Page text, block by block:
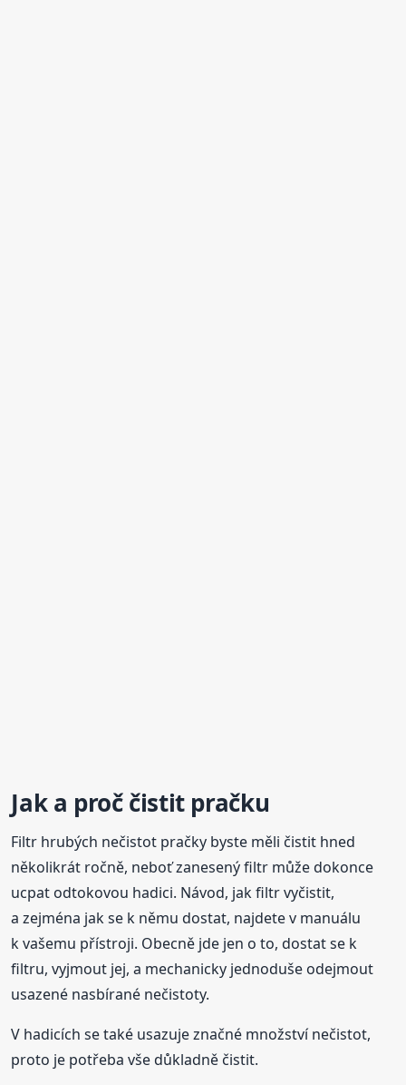
Jak a proč čistit pračku
Filtr hrubých nečistot pračky byste měli čistit hned
několikrát ročně, neboť zanesený filtr může dokonce
ucpat odtokovou hadici. Návod, jak filtr vyčistit,
a zejména jak se k němu dostat, najdete v manuálu
k vašemu přístroji. Obecně jde jen o to, dostat se k
filtru, vyjmout jej, a mechanicky jednoduše odejmout
usazené nasbírané nečistoty.
V hadicích se také usazuje značné množství nečistot,
proto je potřeba vše důkladně čistit.